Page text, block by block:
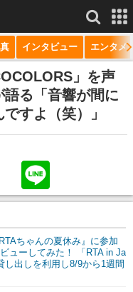
もっと見る
インタビュー エンタメ
」を声
る「音響が間に
すよ（笑）」
ちゃんの夏休み』に参加
ューしてみた！ 「RTA in Ja
し出しを利用し8/9から1週間